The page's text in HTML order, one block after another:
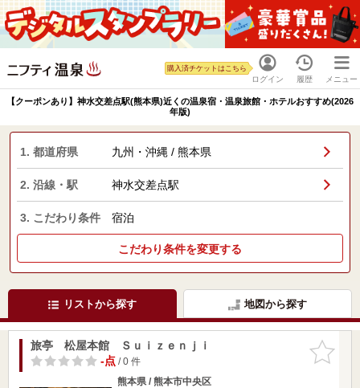
ログイン
購入済チケットはこちら
履歴 メニュー
【クーポンあり】神水交差点駅(熊本県)近くの温泉宿・温泉旅館・ホテルおすすめ(2026
年版)
1. 都道府県 九州・沖縄 / 熊本県
2. 沿線・駅 神水交差点駅
3. こだわり条件 宿泊
こだわり条件を変更する
リストから探す 地図から探す
お気に入
りに追加
旅亭 松屋本館 Ｓｕｉｚｅｎｊｉ
-点/ 0 件
熊本県 / 熊本市中央区